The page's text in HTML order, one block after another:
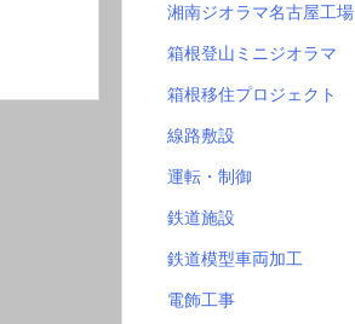
湘南ジオラマ名古屋工場
箱根登山ミニジオラマ
箱根移住プロジェクト
線路敷設
運転・制御
鉄道施設
鉄道模型車両加工
電飾工事